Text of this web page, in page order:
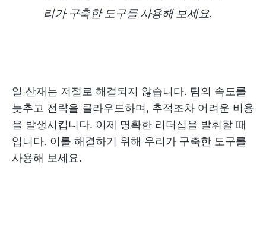
리가 구축한 도구를 사용해 보세요.
일 산재는 저절로 해결되지 않습니다. 팀의 속도를
늦추고 전략을 클라우드하며, 추적조차 어려운 비용
을 발생시킵니다. 이제 명확한 리더십을 발휘할 때
입니다. 이를 해결하기 위해 우리가 구축한 도구를
사용해 보세요.